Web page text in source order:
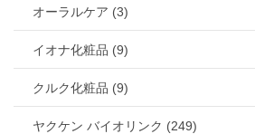
オーラルケア (3)
イオナ化粧品 (9)
クルク化粧品 (9)
ヤクケン バイオリンク (249)